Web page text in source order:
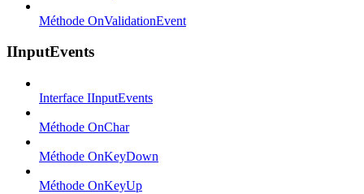
Méthode OnValidationEvent
IInputEvents
Interface IInputEvents
Méthode OnChar
Méthode OnKeyDown
Méthode OnKeyUp